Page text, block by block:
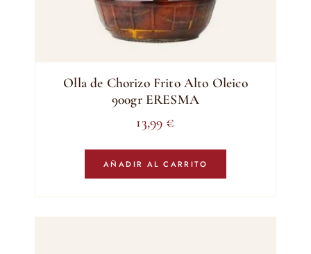
Olla de Chorizo Frito Alto Oleico
900gr ERESMA
13,99 €
AÑADIR AL CARRITO